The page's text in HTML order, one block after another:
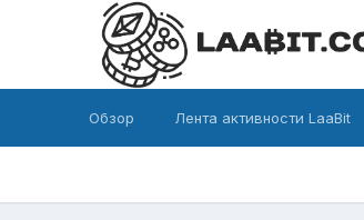
Обзор Лента активности LaaBit